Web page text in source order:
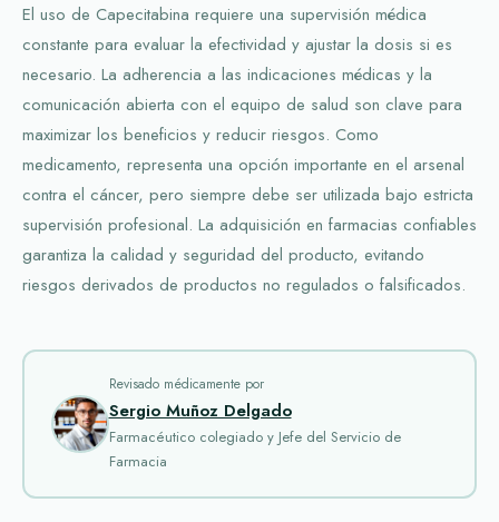
El uso de Capecitabina requiere una supervisión médica
constante para evaluar la efectividad y ajustar la dosis si es
necesario. La adherencia a las indicaciones médicas y la
comunicación abierta con el equipo de salud son clave para
maximizar los beneficios y reducir riesgos. Como
medicamento, representa una opción importante en el arsenal
contra el cáncer, pero siempre debe ser utilizada bajo estricta
supervisión profesional. La adquisición en farmacias confiables
garantiza la calidad y seguridad del producto, evitando
riesgos derivados de productos no regulados o falsificados.
Revisado médicamente por
Sergio Muñoz Delgado
Farmacéutico colegiado y Jefe del Servicio de
Farmacia